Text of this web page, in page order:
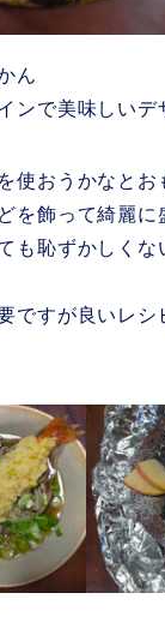
ん
ンで美味しいデ
使おうかなとお
を飾って綺麗に
も恥ずかしくな
ですが良いレシ